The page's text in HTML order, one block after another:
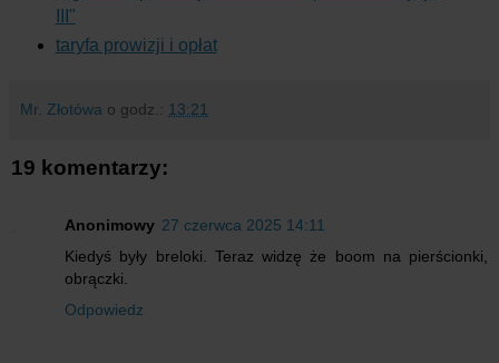
III"
taryfa prowizji i opłat
Mr. Złotówa o godz.: 13:21
19 komentarzy:
Anonimowy 27 czerwca 2025 14:11
Kiedyś były breloki. Teraz widzę że boom na pierścionki,
obrączki.
Odpowiedz